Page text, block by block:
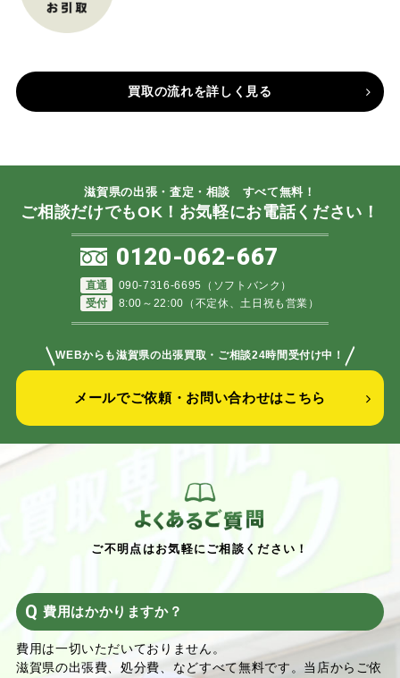
買取の流れを詳しく見る
滋賀県の出張・査定・相談 すべて無料！
ご相談だけでもOK！お気軽にお電話ください！
0120-062-667
直通
090-7316-6695（ソフトバンク）
受付
8:00～22:00（不定休、土日祝も営業）
＼WEBからも滋賀県の出張買取・ご相談24時間受付け中！ ／
メールでご依頼・お問い合わせはこちら
ご不明点はお気軽にご相談ください！
費用はかかりますか？
費用は一切いただいておりません。
滋賀県の出張費、処分費、などすべて無料です。当店からご依